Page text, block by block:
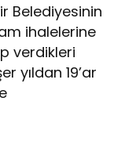
Belediyesinin
ihalelerine
verdikleri
yıldan 19’ar